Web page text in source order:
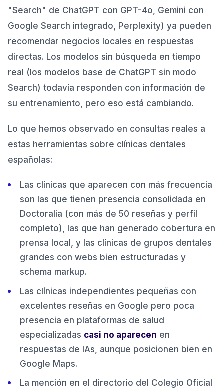
"Search" de ChatGPT con GPT-4o, Gemini con
Google Search integrado, Perplexity) ya pueden
recomendar negocios locales en respuestas
directas. Los modelos sin búsqueda en tiempo
real (los modelos base de ChatGPT sin modo
Search) todavía responden con información de
su entrenamiento, pero eso está cambiando.
Lo que hemos observado en consultas reales a
estas herramientas sobre clínicas dentales
españolas:
Las clínicas que aparecen con más frecuencia
son las que tienen presencia consolidada en
Doctoralia (con más de 50 reseñas y perfil
completo), las que han generado cobertura en
prensa local, y las clínicas de grupos dentales
grandes con webs bien estructuradas y
schema markup.
Las clínicas independientes pequeñas con
excelentes reseñas en Google pero poca
presencia en plataformas de salud
especializadas casi no aparecen en
respuestas de IAs, aunque posicionen bien en
Google Maps.
La mención en el directorio del Colegio Oficial